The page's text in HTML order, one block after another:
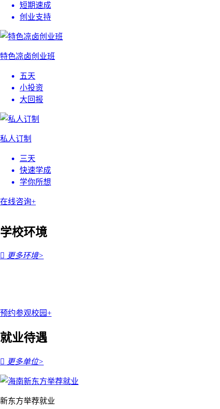
短期速成
创业支持
特色凉卤创业班
五天
小投资
大回报
私人订制
三天
快速学成
学你所想
在线咨询+
学校环境
 更多环境>
预约参观校园+
就业待遇
 更多单位>
新东方举荐就业